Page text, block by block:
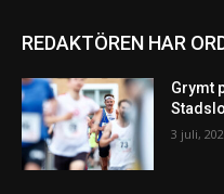
REDAKTÖREN HAR
Grymt
3 juli,